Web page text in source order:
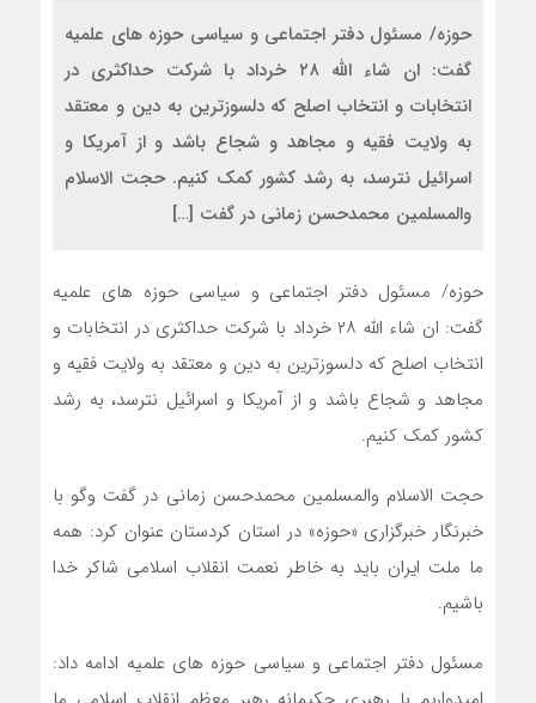
حوزه/ مسئول دفتر اجتماعی و سیاسی حوزه های علمیه
گفت: ان شاء الله ۲۸ خرداد با شرکت حداکثری در
انتخابات و انتخاب اصلح که دلسوزترین به دین و معتقد
به ولایت فقیه و مجاهد و شجاع باشد و از آمریکا و
اسرائیل نترسد، به رشد کشور کمک کنیم. حجت الاسلام
والمسلمین محمدحسن زمانی در گفت […]
حوزه/ مسئول دفتر اجتماعی و سیاسی حوزه های علمیه
گفت: ان شاء الله ۲۸ خرداد با شرکت حداکثری در انتخابات و
انتخاب اصلح که دلسوزترین به دین و معتقد به ولایت فقیه و
مجاهد و شجاع باشد و از آمریکا و اسرائیل نترسد، به رشد
کشور کمک کنیم.
حجت الاسلام والمسلمین محمدحسن زمانی در گفت وگو با
خبرنگار خبرگزاری «حوزه» در استان کردستان عنوان کرد: همه
ما ملت ایران باید به خاطر نعمت انقلاب اسلامی شاکر خدا
باشیم.
مسئول دفتر اجتماعی و سیاسی حوزه های علمیه ادامه داد: